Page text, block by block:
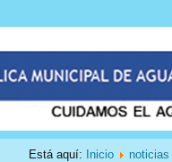
Está aquí: Inicio noticias